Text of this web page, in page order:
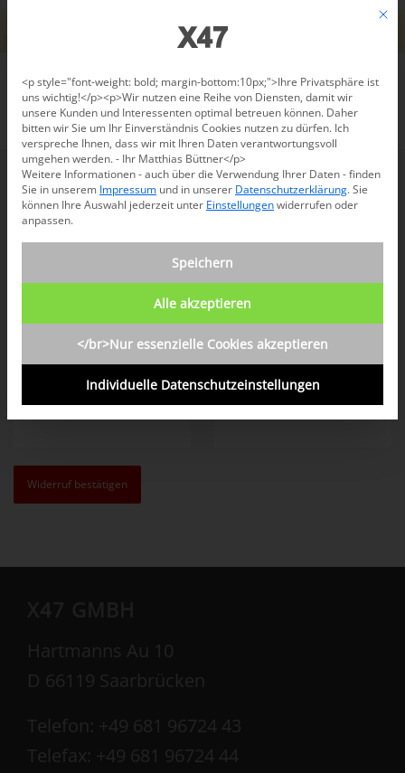
X47@X47.com
/ Vertrag widerrufen
Identifizierung des Vertrags, z.B.
Bestellnummer*
E-Mail*
Mail
Vorname Nachname
Widerruf bestätigen
Hartmanns Au 10
D 66119 Saarbrücken
Telefon: +49 681 96724 43
Telefax: +49 681 96724 44
Mit
Datenschutzeinstellungen
<p style="font-weight: bold; margin-bottom:10px;">Ihre Privatsphäre ist
uns wichtig!</p><p>Wir nutzen eine Reihe von Diensten, damit wir
unsere Kunden und Interessenten optimal betreuen können. Daher
bitten wir Sie um Ihr Einverständnis Cookies nutzen zu dürfen. Ich
verspreche Ihnen, dass wir mit Ihren Daten verantwortungsvoll
umgehen werden. - Ihr Matthias Büttner</p>
Weitere Informationen - auch über die Verwendung Ihrer Daten - finden
Sie in unserem Impressum und in unserer Datenschutzerklärung.Sie
können Ihre Auswahl jederzeit unter Einstellungenwiderrufen oder
anpassen.
Speichern
Alle akzeptieren
</br>Nur essenzielle Cookies akzeptieren
Individuelle Datenschutzeinstellungen